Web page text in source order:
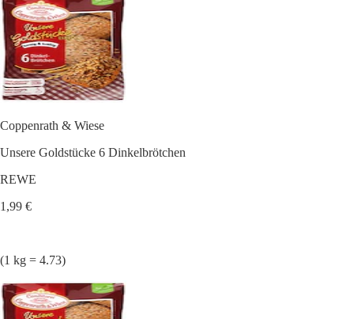
Coppenrath & Wiese
Unsere Goldstücke 6 Dinkelbrötchen
REWE
1,99 €
(1 kg = 4.73)